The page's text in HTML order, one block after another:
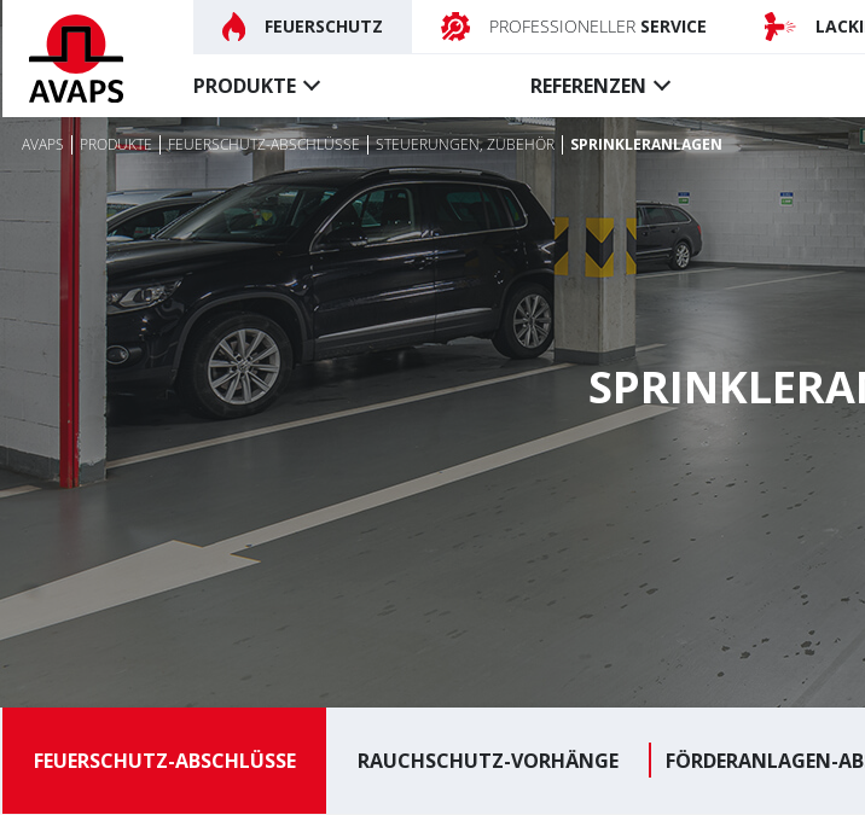
FEUERSCHUTZ PROFESSIONELLER SERVICE
PRODUKTE
Feuerschutz-
abschlüsse
Feuerschutzvorhänge
Feuerschutz-tore
Besondere
Feuerschutzvorhänge
Brandschutz-türe
Steuerungen, Zubehör
Rauchschutz-
vorhänge
Textile rauchdichte Vorhänge
Steuerungen, Zubehör
Förderanlagen-
abschlüsse
Textile
Stahl-Förderbandvorhänge
REFERENZEN
AVAPS PRODUKTE FEUERSCHUTZ-ABSCHLÜSSE STEUERUNGEN, ZUBEHÖR SPRINKLERANLAGEN
FEUERSCHUTZ-ABSCHLÜSSE RAUCHSCHUTZ-VORHÄNGE FÖRDERANLAGEN-